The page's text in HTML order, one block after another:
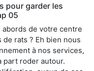
pour garder les
05
de votre centre
rats ? Eh bien nous
à nos services,
part roder autour.